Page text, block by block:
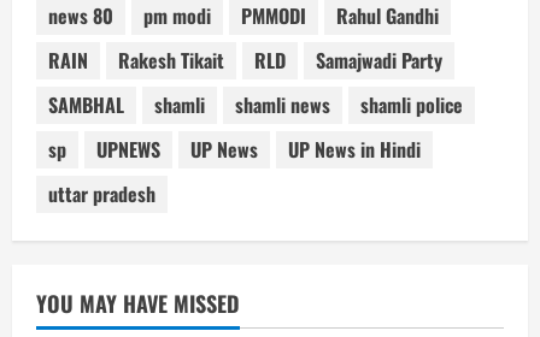
news 80
pm modi PMMODI
Rahul Gandhi
RAIN
Rakesh Tikait RLD
Samajwadi Party
SAMBHAL
shamli shamli news
shamli police
sp
UPNEWS UP News
UP News in Hindi
uttar pradesh
YOU MAY HAVE MISSED